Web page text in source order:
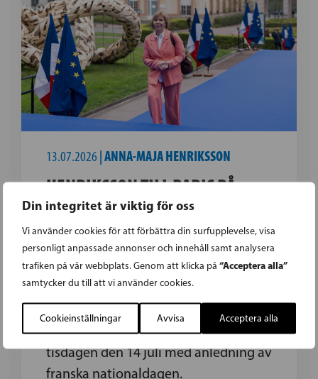
Din integritet är viktig för oss
Vi använder cookies för att förbättra din surfupplevelse, visa
personligt anpassade annonser och innehåll samt analysera
trafiken på vår webbplats. Genom att klicka på “Acceptera alla”
samtycker du till att vi använder cookies.
Cookieinställningar Avvisa Acceptera alla
13.07.2026 |ANNA-MAJA HENRIKSSON
HENRIKSSON TILL PARIS PÅ
FRANSKA NATIONALDAGEN –
INBJUDEN AV PRESIDENT
MACRON
Europaparlamentariker, Renew
Europes vice ordförande Anna-Maja
Henriksson (SFP) besöker Paris
tisdagen den 14 juli med anledning av
franska nationaldagen.